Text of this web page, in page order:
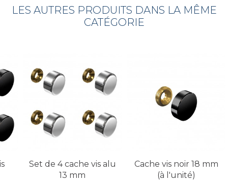
LES AUTRES PRODUITS DANS LA MÊME
CATÉGORIE
Set de 4 cache vis alu
13 mm
Cache vis noir 18 mm
(à l'unité)